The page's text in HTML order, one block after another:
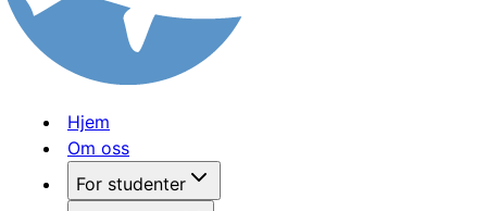
Hjem
Om oss
For studenter